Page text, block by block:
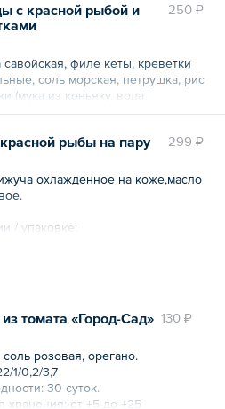
250 ₽
с красной рыбой и
савойская, филе кеты, креветки
соль морская, петрушка, рис
(мука из коньяку, вода
кальция гидроксид)/
(куркума, кориандр, перец
299 ₽
рыбы на пару
охлажденное на коже,масло
/ упаковке:
130 ₽
томата «Город-Сад»
соль розовая, орегано.
1/0,2/3,7
30 суток.
хранения: от +5 до +25